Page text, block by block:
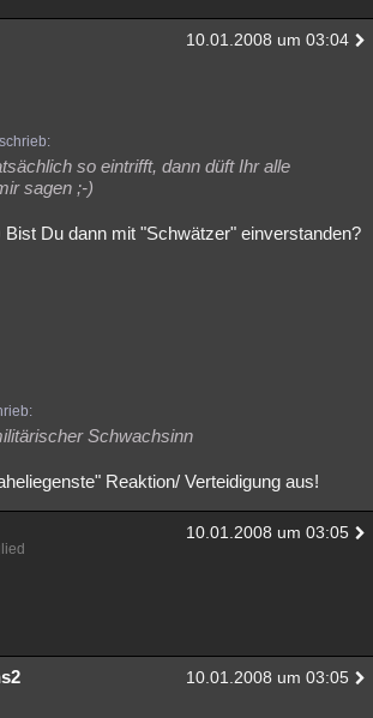
10.01.2008 um 03:04
so eintrifft, dann düft Ihr alle
sagen ;-)
Bist Du dann mit "Schwätzer" einverstanden?
Schwachsinn
Reaktion/ Verteidigung aus!
10.01.2008 um 03:05
10.01.2008 um 03:05